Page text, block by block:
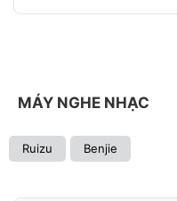
MÁY NGHE NHẠC
Ruizu Benjie